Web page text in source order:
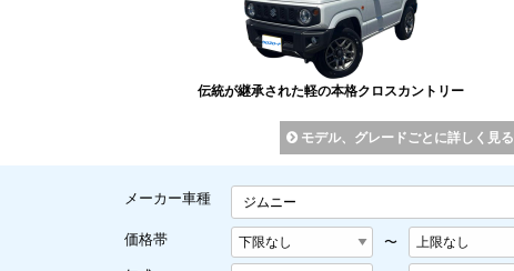
伝統が継承された軽の本格クロスカントリー
モデル、グレードごとに詳しく見る
メーカー車種 ジムニー
価格帯 〜